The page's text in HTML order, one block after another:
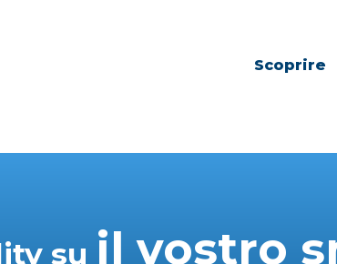
Scoprire
su il vostro